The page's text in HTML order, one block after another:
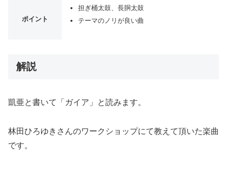
ポイント
担ぎ桶太鼓、長胴太鼓
テーマのノリが良い曲
解説
凱亜と書いて「ガイア」と読みます。
林田ひろゆきさんのワークショップにて教えて頂いた楽曲
です。